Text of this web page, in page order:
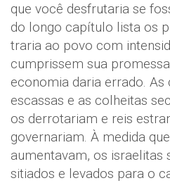
que você desfrutaria se
do longo capítulo lista os
traria ao povo com
cumprissem sua
economia daria errado. As
escassas e as colheitas
os derrotariam e reis
governariam. À medida
aumentavam, os israelitas
sitiados e levados para o